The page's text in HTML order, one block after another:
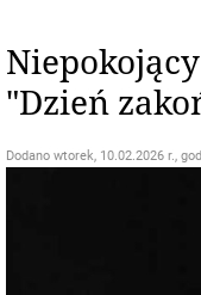
"Dzień
Dodano wtorek, 10.02.2026 r.,